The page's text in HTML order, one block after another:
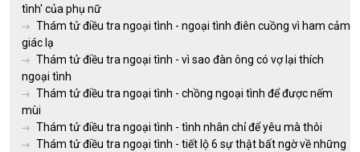
tình' của phụ nữ
Thám tử điều tra ngoại tình - ngoại tình điên cuồng vì ham cảm
giác lạ
Thám tử điều tra ngoại tình - vì sao đàn ông có vợ lại thích
ngoại tình
Thám tử điều tra ngoại tình - chồng ngoại tình để được nếm
mùi
Thám tử điều tra ngoại tình - tình nhân chỉ để yêu mà thôi
Thám tử điều tra ngoại tình - tiết lộ 6 sự thật bất ngờ về những